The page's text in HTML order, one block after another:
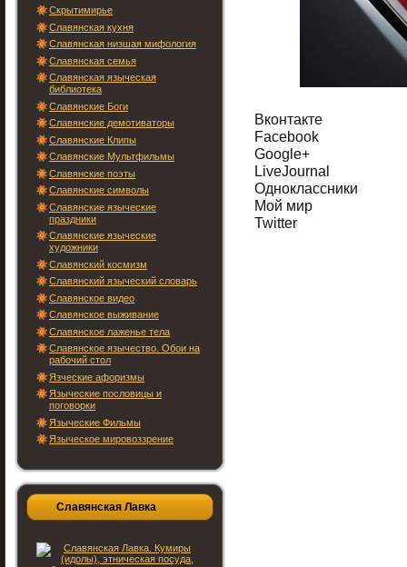
Скрытимирье
Славянская кухня
Славянская низшая мифология
Славянская семья
Славянская языческая
библиотека
Славянские Боги
Славянские демотиваторы
Славянские Клипы
Славянские Мультфильмы
Славянские поэты
Славянские символы
Славянские языческие
праздники
Славянские языческие
художники
Славянский космизм
Славянский языческий словарь
Славянское видео
Славянское выживание
Славянское лаженье тела
Славянское язычество. Обои на
рабочий стол
Язческие афоризмы
Языческие пословицы и
поговорки
Языческие Фильмы
Языческое мировоззрение
Славянская Лавка
Вконтакте
Facebook
Google+
LiveJournal
Одноклассники
Мой мир
Twitter